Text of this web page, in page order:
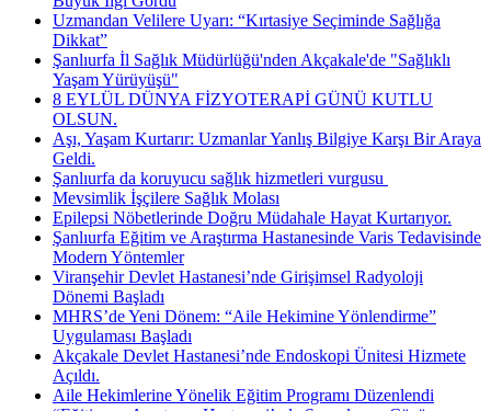
Uzmandan Velilere Uyarı: “Kırtasiye Seçiminde Sağlığa
Dikkat”
Şanlıurfa İl Sağlık Müdürlüğü'nden Akçakale'de "Sağlıklı
Yaşam Yürüyüşü"
8 EYLÜL DÜNYA FİZYOTERAPİ GÜNÜ KUTLU
OLSUN.
Aşı, Yaşam Kurtarır: Uzmanlar Yanlış Bilgiye Karşı Bir Araya
Geldi.
Şanlıurfa da koruyucu sağlık hizmetleri vurgusu ​
Mevsimlik İşçilere Sağlık Molası
Epilepsi Nöbetlerinde Doğru Müdahale Hayat Kurtarıyor.
Şanlıurfa Eğitim ve Araştırma Hastanesinde Varis Tedavisinde
Modern Yöntemler
Viranşehir Devlet Hastanesi’nde Girişimsel Radyoloji
Dönemi Başladı
MHRS’de Yeni Dönem: “Aile Hekimine Yönlendirme”
Uygulaması Başladı
Akçakale Devlet Hastanesi’nde Endoskopi Ünitesi Hizmete
Açıldı.
Aile Hekimlerine Yönelik Eğitim Programı Düzenlendi